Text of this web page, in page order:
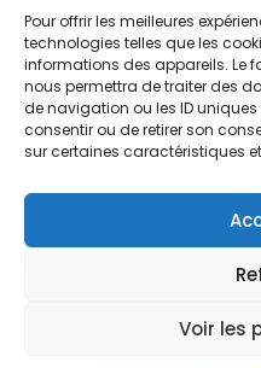
Pour offrir les meilleures
technologies telles que les
informations des appareils. Le
nous permettra de traiter des
de navigation ou les ID uniques
consentir ou de retirer son
sur certaines caractéristiques
Voir les
Parutions 2017
Portrait
Espace
propulsé